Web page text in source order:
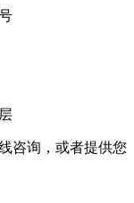
咨询，或者提供您